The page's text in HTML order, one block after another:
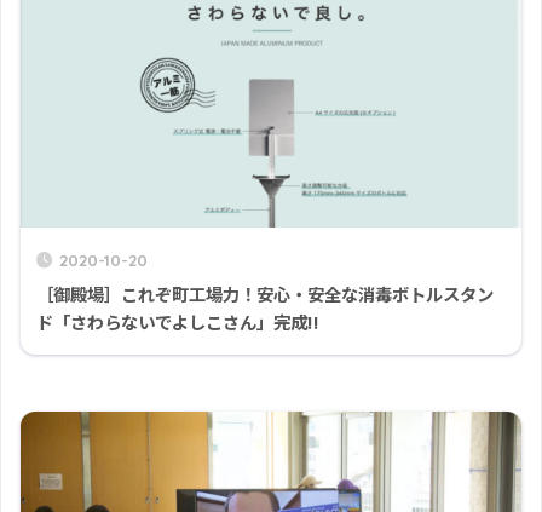
2020-10-20
［御殿場］これぞ町工場力！安心・安全な消毒ボトルスタン
ド「さわらないでよしこさん」完成!!